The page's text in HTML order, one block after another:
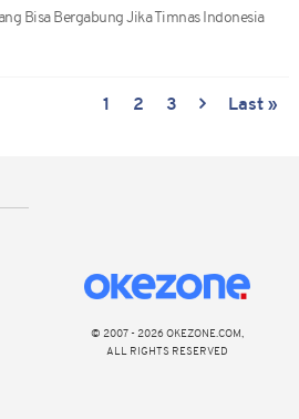
Bisa Bergabung Jika Timnas Indonesia
1 2 3 Last »
© 2007 - 2026 OKEZONE.COM,
ALL RIGHTS RESERVED